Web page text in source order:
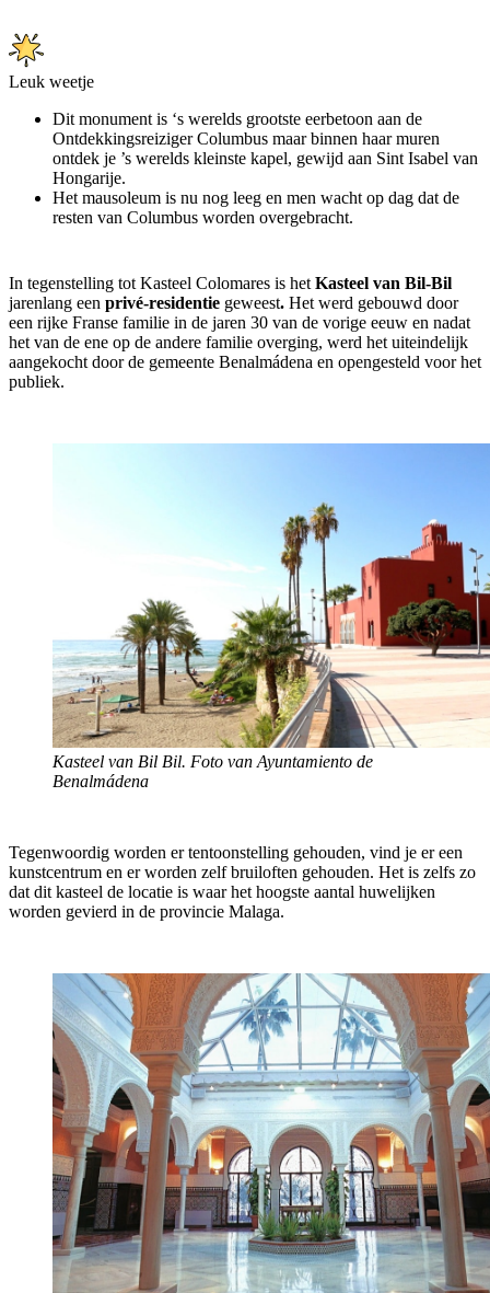
Leuk weetje
Dit monument is ‘s werelds grootste eerbetoon aan de
Ontdekkingsreiziger Columbus maar binnen haar muren
ontdek je ’s werelds kleinste kapel, gewijd aan Sint Isabel van
Hongarije.
Het mausoleum is nu nog leeg en men wacht op dag dat de
resten van Columbus worden overgebracht.
In tegenstelling tot Kasteel Colomares is het Kasteel van Bil-Bil
jarenlang een privé-residentie geweest. Het werd gebouwd door
een rijke Franse familie in de jaren 30 van de vorige eeuw en nadat
het van de ene op de andere familie overging, werd het uiteindelijk
aangekocht door de gemeente Benalmádena en opengesteld voor het
publiek.
Kasteel van Bil Bil. Foto van Ayuntamiento de
Benalmádena
Tegenwoordig worden er tentoonstelling gehouden, vind je er een
kunstcentrum en er worden zelf bruiloften gehouden. Het is zelfs zo
dat dit kasteel de locatie is waar het hoogste aantal huwelijken
worden gevierd in de provincie Malaga.